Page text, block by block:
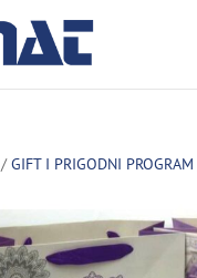
/GIFT I PRIGODNI PROGRAM